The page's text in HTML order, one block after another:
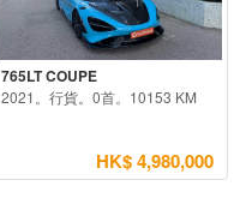
765LT COUPE
2021。行貨。0首。10153 KM
HK$ 4,980,000